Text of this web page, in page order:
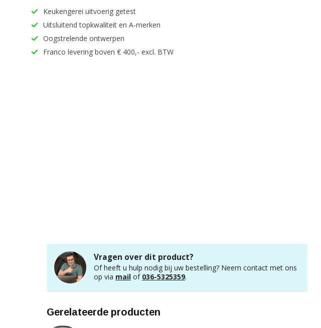
Keukengerei uitvoerig getest
Uitsluitend topkwaliteit en A-merken
Oogstrelende ontwerpen
Franco levering boven € 400,- excl. BTW
Vragen over dit product?
Of heeft u hulp nodig bij uw bestelling? Neem contact met ons
op via mail of 036-5325359.
Gerelateerde producten